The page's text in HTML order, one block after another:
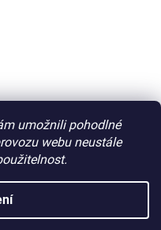
umožnili pohodlné
webu neustále